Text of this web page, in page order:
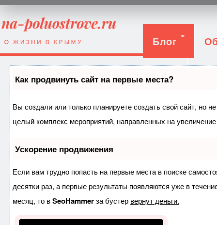
Блог
Вход
Как продвинуть сайт на первые места?
Вы создали или только планируете создать свой сайт, но
целый комплекс мероприятий, направленных на
Ускорение продвижения
Если вам трудно попасть на первые места в поиске
десятки раз, а первые результаты появляются уже в
месяц, то вSeoHammerза бустер вернут деньги.